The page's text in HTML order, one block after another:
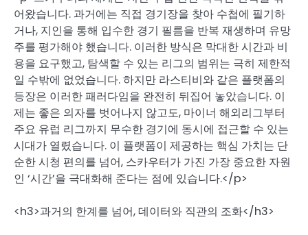
어왔습니다. 과거에는 직접 경기장을 찾아 수첩에 필기하
거나, 지인을 통해 입수한 경기 필름을 반복 재생하며 유망
주를 평가해야 했습니다. 이러한 방식은 막대한 시간과 비
용을 요구했고, 탐색할 수 있는 리그의 범위는 극히 제한적
일 수밖에 없었습니다. 하지만 라스티비와 같은 플랫폼의
등장은 이러한 패러다임을 완전히 뒤집어 놓았습니다. 이
제는 좋은 의자를 벗어나지 않고도, 마이너 해외리그부터
주요 유럽 리그까지 무수한 경기에 동시에 접근할 수 있는
시대가 열렸습니다. 이 플랫폼이 제공하는 핵심 가치는 단
순한 시청 편의를 넘어, 스카우터가 가진 가장 중요한 자원
인 ‘시간’을 극대화해 준다는 점에 있습니다.</p>
<h3>과거의 한계를 넘어, 데이터와 직관의 조화</h3>